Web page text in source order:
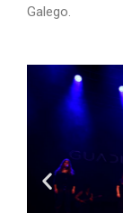
Galego.